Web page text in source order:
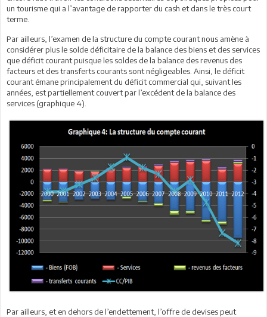
un tourisme qui a l’avantage de rapporter du cash et dans le très court
terme.
Par ailleurs, l’examen de la structure du compte courant nous amène à
considérer plus le solde déficitaire de la balance des biens et des services
que déficit courant puisque les soldes de la balance des revenus des
facteurs et des transferts courants sont négligeables. Ainsi, le déficit
courant émane principalement du déficit commercial qui, suivant les
années, est partiellement couvert par l’excédent de la balance des
services (graphique 4).
Par ailleurs, et en dehors de l’endettement, l’offre de devises peut